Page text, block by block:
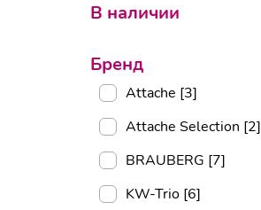
В наличии
Бренд
Attache [3]
Attache Selection [2]
BRAUBERG [7]
KW-Trio [6]